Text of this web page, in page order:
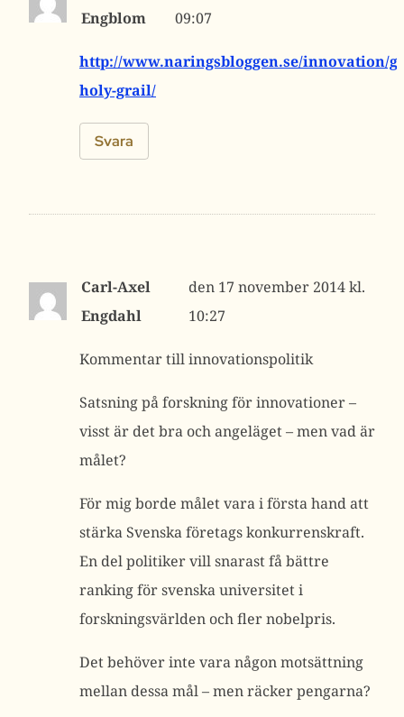
Engblom
09:07
http://www.naringsbloggen.se/innovation/
holy-grail/
Svara
Carl-Axel
Engdahl
17 november 2014 kl.
10:27
Kommentar till innovationspolitik
Satsning på forskning för innovationer –
visst är det bra och angeläget – men vad är
målet?
För mig borde målet vara i första hand att
stärka Svenska företags konkurrenskraft.
En del politiker vill snarast få bättre
ranking för svenska universitet i
forskningsvärlden och fler nobelpris.
Det behöver inte vara någon motsättning
mellan dessa mål – men räcker pengarna?